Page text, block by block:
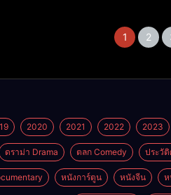
1 2
2020 2021 2022 2023
ดราม่า Drama ตลก Comedy ประวั
หนังการ์ตูน หนังจีน ห